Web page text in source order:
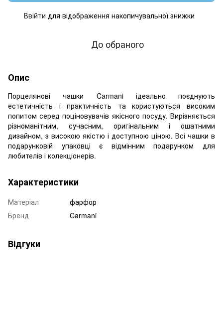
Ввійти для відображення накопичувальної знижки
До обраного
Опис
Порцелянові чашки Carmani ідеально поєднують
естетичність і практичність та користуються високим
попитом серед поціновувачів якісного посуду. Вирізняється
різноманітним, сучасним, оригінальним і ошатними
дизайном, з високою якістю і доступною ціною. Всі чашки в
подарунковій упаковці є відмінним подарунком для
любителів і колекціонерів.
Характеристики
Матеріал
фарфор
Бренд
Carmani
Відгуки